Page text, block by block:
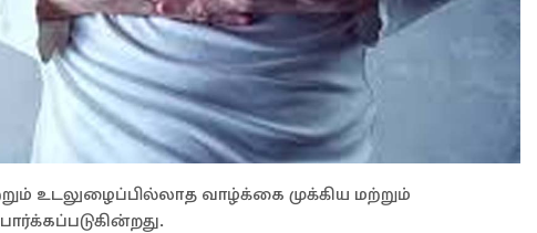
உடலுழைப்பில்லாத வாழ்க்கை முக்கிய மற்றும்